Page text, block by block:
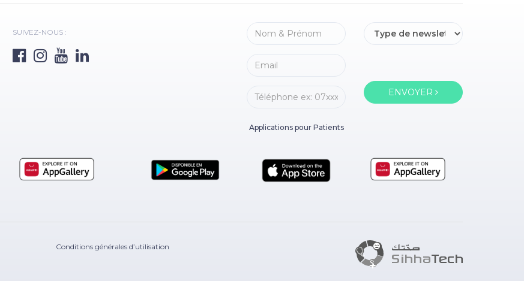
SUIVEZ-NOUS :
ENVOYER
Applications pour Patients
Conditions générales d’utilisation